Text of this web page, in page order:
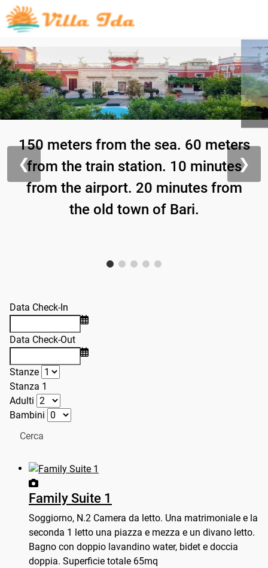
150 meters from the sea. 60 meters
from the train station. 10 minutes
from the airport. 20 minutes from
the old town of Bari.
❮ ❯
Data Check-In
Data Check-Out
Stanze
Stanza 1
Adulti
Bambini
Cerca
Family Suite 1
Soggiorno, N.2 Camera da letto. Una matrimoniale e la
seconda 1 letto una piazza e mezza e un divano letto.
Bagno con doppio lavandino water, bidet e doccia
doppia. Superficie totale 65mq